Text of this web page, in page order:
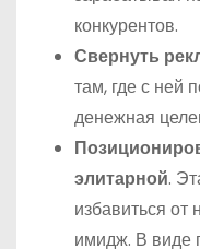
конкурентов.
Свернуть
там, где с ней
денежная
элитарной.
избавиться
имидж. В виде